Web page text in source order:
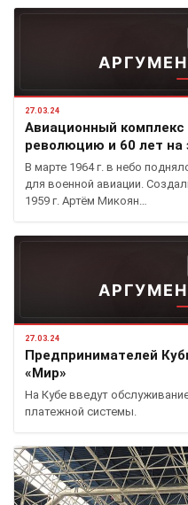
27.03.24
Авиационный комплекс
революцию и 60 лет на
В марте 1964 г. в небо
для военной авиации.
1959 г. Артём Микоян…
27.03.24
Предпринимателей
«Мир»
На Кубе введут
платежной системы.